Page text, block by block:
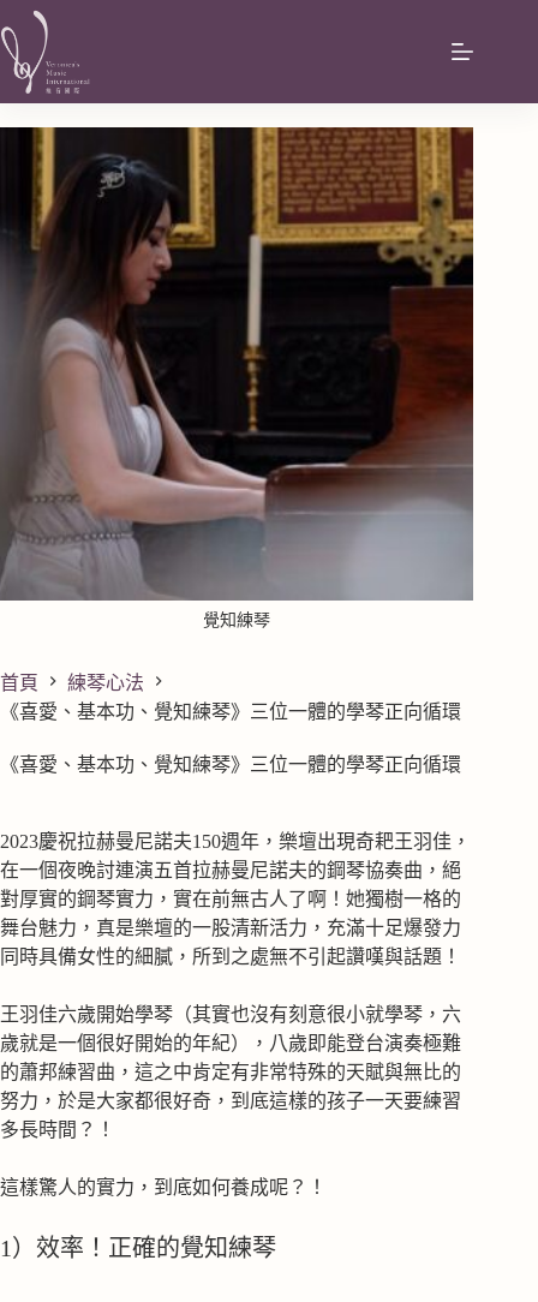
覺知練琴
首頁
練琴心法
《喜愛、基本功、覺知練琴》三位一體的學琴正向循環
《喜愛、基本功、覺知練琴》三位一體的學琴正向循環
2023慶祝拉赫曼尼諾夫150週年，樂壇出現奇耙王羽佳，
在一個夜晚討連演五首拉赫曼尼諾夫的鋼琴協奏曲，絕
對厚實的鋼琴實力，實在前無古人了啊！她獨樹一格的
舞台魅力，真是樂壇的一股清新活力，充滿十足爆發力
同時具備女性的細膩，所到之處無不引起讚嘆與話題！
王羽佳六歲開始學琴（其實也沒有刻意很小就學琴，六
歲就是一個很好開始的年紀），八歲即能登台演奏極難
的蕭邦練習曲，這之中肯定有非常特殊的天賦與無比的
努力，於是大家都很好奇，到底這樣的孩子一天要練習
多長時間？！
這樣驚人的實力，到底如何養成呢？！
1）效率！正確的覺知練琴